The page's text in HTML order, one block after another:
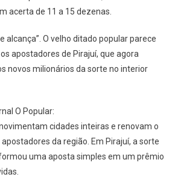
acerta de 11 a 15 dezenas.
alcança”. O velho ditado popular parece
apostadores de Pirajuí, que agora
novos milionários da sorte no interior
O Popular:
cidades inteiras e renovam o
da região. Em Pirajuí, a sorte
uma aposta simples em um prêmio